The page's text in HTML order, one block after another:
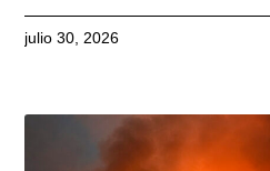
julio 30, 2026